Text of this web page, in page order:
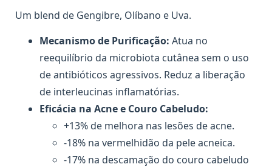
Um blend de Gengibre, Olíbano e Uva.
Mecanismo de Purificação: Atua no
reequilíbrio da microbiota cutânea sem o uso
de antibióticos agressivos. Reduz a liberação
de interleucinas inflamatórias.
Eficácia na Acne e Couro Cabeludo:
+13% de melhora nas lesões de acne.
-18% na vermelhidão da pele acneica.
-17% na descamação do couro cabeludo